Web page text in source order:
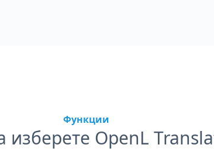
Функции
изберете OpenL